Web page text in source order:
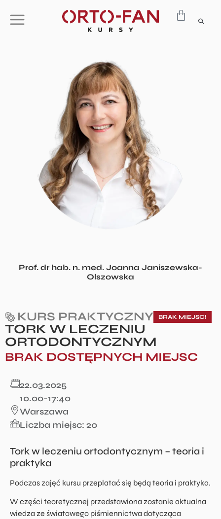
Prof. dr hab. n. med. Joanna Janiszewska-
Olszowska
KURS PRAKTYCZNY BRAK MIEJSC!
TORK W LECZENIU
ORTODONTYCZNYM
BRAK DOSTĘPNYCH MIEJSC
22.03.2025
10.00-17:40
Warszawa
Liczba miejsc: 20
Tork w leczeniu ortodontycznym – teoria i
praktyka
Podczas zajęć kursu przeplatać się będą teoria i praktyka.
W części teoretycznej przedstawiona zostanie aktualna
wiedza ze światowego piśmiennictwa dotycząca